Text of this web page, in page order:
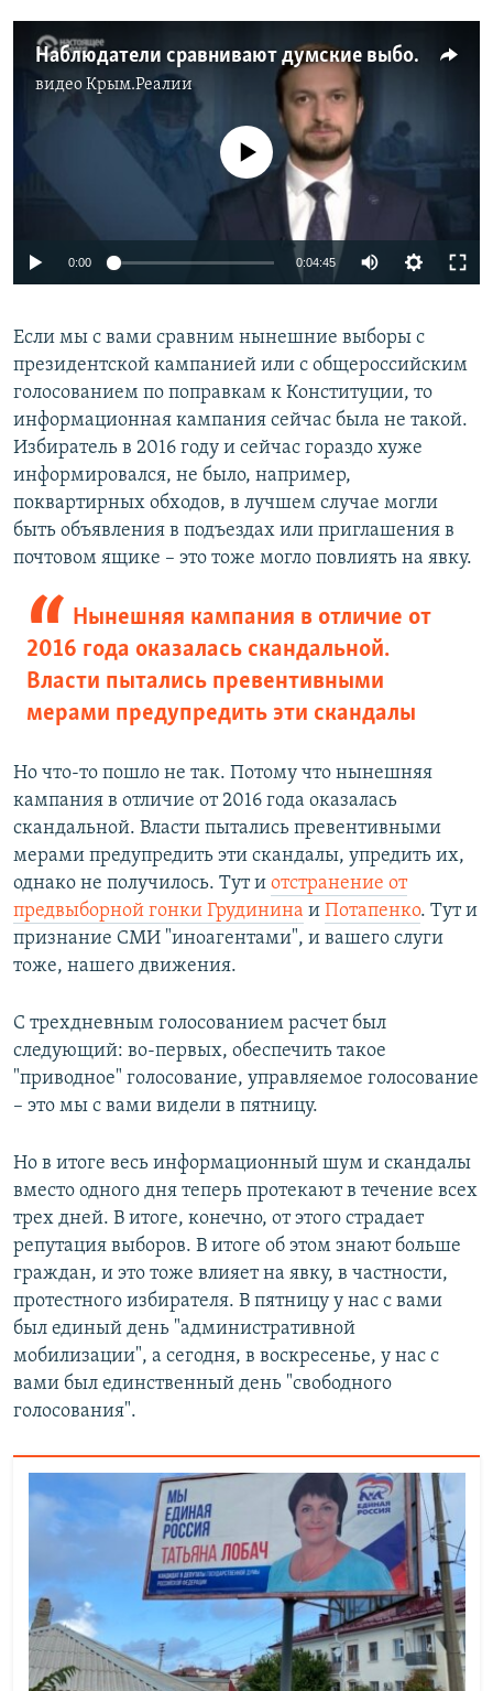
Наблюдатели сравнивают думские выборы в 2016 и в 2021 годах
видеоКрым.Реалии
No media source currently available
0:00 0:04:45
Если мы с вами сравним нынешние выборы с
президентской кампанией или с общероссийским
голосованием по поправкам к Конституции, то
информационная кампания сейчас была не такой.
Избиратель в 2016 году и сейчас гораздо хуже
информировался, не было, например,
поквартирных обходов, в лучшем случае могли
быть объявления в подъездах или приглашения в
почтовом ящике – это тоже могло повлиять на явку.
Нынешняя кампания в отличие от
2016 года оказалась скандальной.
Власти пытались превентивными
мерами предупредить эти скандалы
Но что-то пошло не так. Потому что нынешняя
кампания в отличие от 2016 года оказалась
скандальной. Власти пытались превентивными
мерами предупредить эти скандалы, упредить их,
однако не получилось. Тут и отстранение от
предвыборной гонки Грудинина и Потапенко. Тут и
признание СМИ "иноагентами", и вашего слуги
тоже, нашего движения.
С трехдневным голосованием расчет был
следующий: во-первых, обеспечить такое
"приводное" голосование, управляемое голосование
– это мы с вами видели в пятницу.
Но в итоге весь информационный шум и скандалы
вместо одного дня теперь протекают в течение всех
трех дней. В итоге, конечно, от этого страдает
репутация выборов. В итоге об этом знают больше
граждан, и это тоже влияет на явку, в частности,
протестного избирателя. В пятницу у нас с вами
был единый день "административной
мобилизации", а сегодня, в воскресенье, у нас с
вами был единственный день "свободного
голосования".